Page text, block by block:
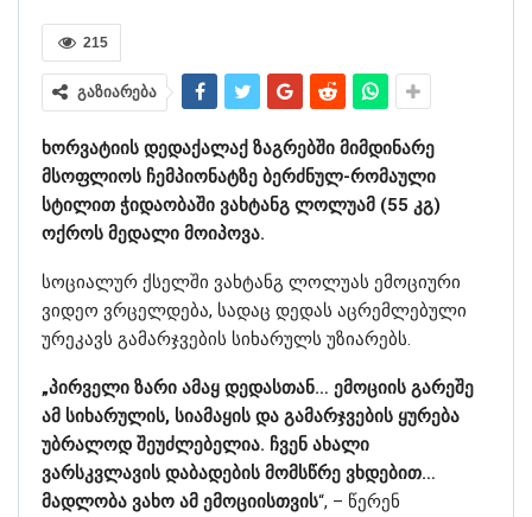
215
გაზიარება
ხორვატიის დედაქალაქ ზაგრებში მიმდინარე
მსოფლიოს ჩემპიონატზე ბერძნულ-რომაული
სტილით ჭიდაობაში ვახტანგ ლოლუამ (55 კგ)
ოქროს მედალი მოიპოვა.
სოციალურ ქსელში ვახტანგ ლოლუას ემოციური
ვიდეო ვრცელდება, სადაც დედას აცრემლებული
ურეკავს გამარჯვების სიხარულს უზიარებს.
„პირველი ზარი ამაყ დედასთან… ემოციის გარეშე
ამ სიხარულის, სიამაყის და გამარჯვების ყურება
უბრალოდ შეუძლებელია. ჩვენ ახალი
ვარსკვლავის დაბადების მომსწრე ვხდებით…
მადლობა ვახო ამ ემოციისთვის“, – წერენ